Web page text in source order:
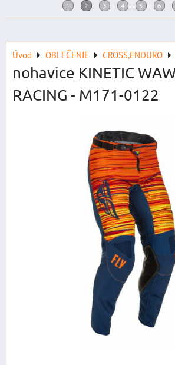
Úvod OBLEČENIE CROSS,ENDURO
nohavice KINETIC
RACING - M171-0122